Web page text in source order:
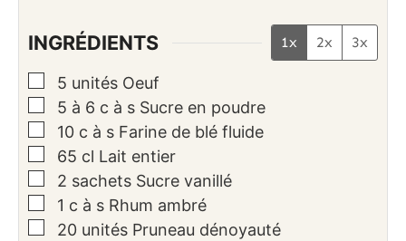
INGRÉDIENTS 1x 2x 3x
▢
5 unités Oeuf
▢
5 à 6 c à s Sucre en poudre
▢
10 c à s Farine de blé fluide
▢
65 cl Lait entier
▢
2 sachets Sucre vanillé
▢
1 c à s Rhum ambré
▢
20 unités Pruneau dénoyauté